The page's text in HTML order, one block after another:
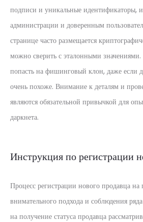
подписи и уникальные идентификаторы,
администрации и доверенным
странице часто размещается
можно сверить с эталонными
попасть на фишинговый клон, даже если
очень похоже. Внимание к деталям и
являются обязательной привычкой для
даркнета.
Инструкция по регистрации
Процесс регистрации нового продавца на
внимательного подхода и соблюдения
на получение статуса продавца